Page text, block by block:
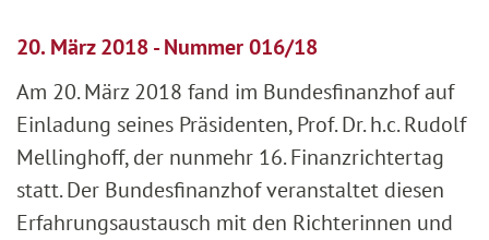
20. März 2018 - Nummer 016/18
Am 20. März 2018 fand im Bundesfinanzhof auf
Einladung seines Präsidenten, Prof. Dr. h.c. Rudolf
Mellinghoff, der nunmehr 16. Finanzrichtertag
statt. Der Bundesfinanzhof veranstaltet diesen
Erfahrungsaustausch mit den Richterinnen und